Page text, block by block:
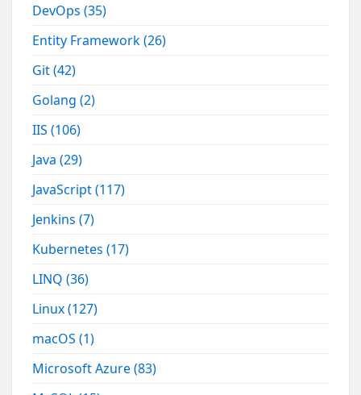
DevOps(35)
Entity Framework(26)
Git(42)
Golang(2)
IIS(106)
Java(29)
JavaScript(117)
Jenkins(7)
Kubernetes(17)
LINQ(36)
Linux(127)
macOS(1)
Microsoft Azure(83)